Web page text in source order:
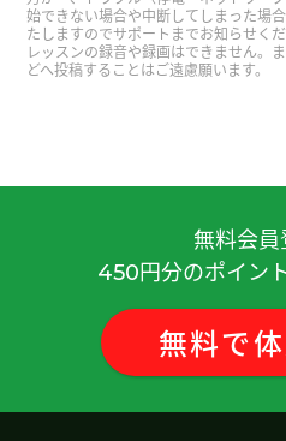
とうございました。 「都
説明は、とても分かり易か
ます。 また次回よろしく
とうございました。 「都
ます。 また次回よろしくお
レッスンありがとうござ
プロードが遅くなりまし
ッスンはとても楽しいの
始できない場合や中断してしまった場
たしますのでサポートまでお知らせくだ
レッスンの録音や録画はできません。
どへ投稿することはご遠慮願います。
無料会
450円分のポイン
無料で